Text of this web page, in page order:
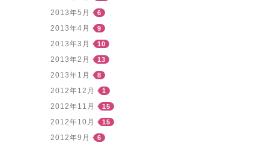
2013年5月 6
2013年4月 9
2013年3月 10
2013年2月 13
2013年1月 8
2012年12月 1
2012年11月 15
2012年10月 15
2012年9月 6